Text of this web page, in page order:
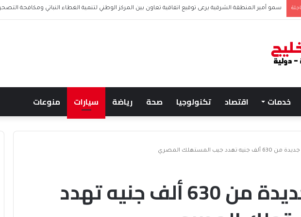
نادي هجر يعلن التعاقد مع المدافع الجزائري “أيوب دربال”
خدمات اقتصاد تكنولوجيا صحة رياضة سيارات منوعات
جنيه تهدد جيب المستهلك المصري
سيارات جديدة من 630 ألف جنيه تهدد